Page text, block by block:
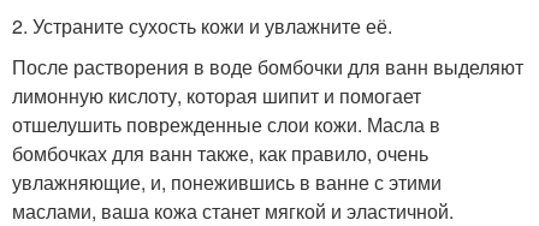
2. Устраните сухость кожи и увлажните её.
После растворения в воде бомбочки для ванн выделяют
лимонную кислоту, которая шипит и помогает
отшелушить поврежденные слои кожи. Масла в
бомбочках для ванн также, как правило, очень
увлажняющие, и, понежившись в ванне с этими
маслами, ваша кожа станет мягкой и эластичной.